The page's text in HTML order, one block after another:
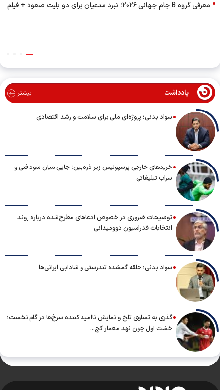
معرفی گروه B جام جهانی ۲۰۲۶؛ نبرد مدعیان برای دو بلیت صعود + فیلم
یادداشت بیشتر
سواد بدنی؛ پروژه‌ای ملی برای سلامت و رشد اقتصادی
خریدهای خارجی پرسپولیس زیر ذره‌بین؛ جایی میان سود فنی و
سراب تبلیغاتی
توضیحات ضروری در خصوص ادعاهای مطرح‌شده درباره روند
انتخابات فدراسیون دوومیدانی
سواد بدنی؛ حلقه گمشده تندرستی و شادابی ایرانی‌ها
گذری به تساوی تلخ و نمایش ناامید کننده سرخ‌ها در گام نخست؛
خشت اول چون نهد معمار کج...